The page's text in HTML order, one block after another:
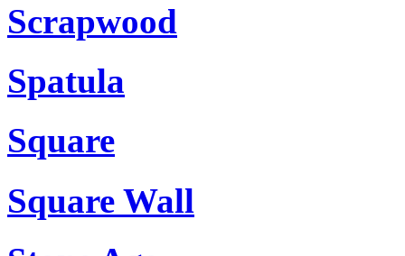
Scrapwood
Spatula
Square
Square Wall